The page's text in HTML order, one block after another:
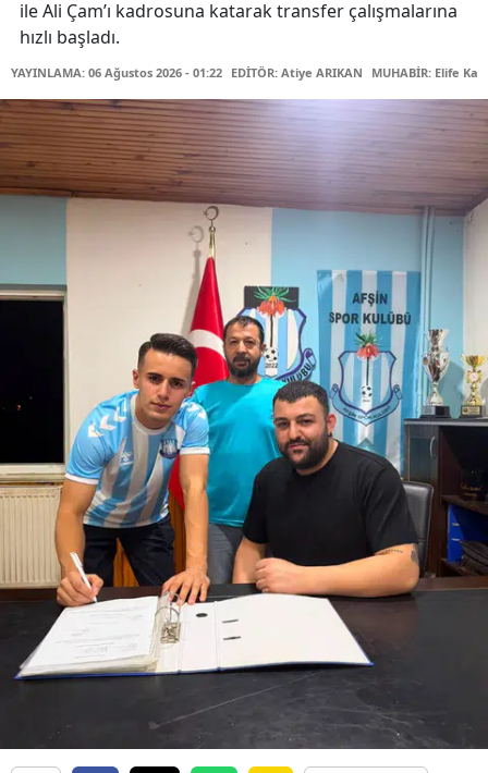
ile Ali Çam’ı kadrosuna katarak transfer çalışmalarına
hızlı başladı.
YAYINLAMA: 06 Ağustos 2026 - 01:22 EDİTÖR: Atiye ARIKAN MUHABİR: Elife